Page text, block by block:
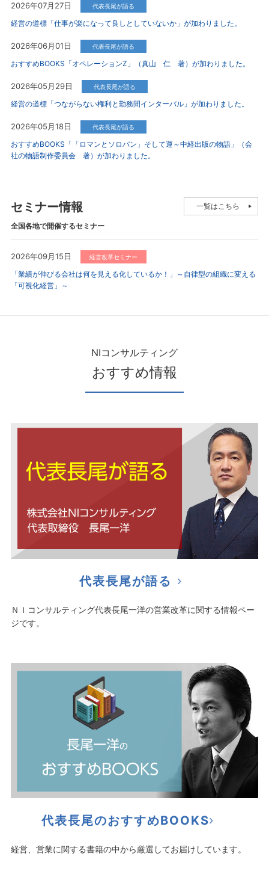
2026年07月27日 代表長尾が語る
経営の道標「仕事が楽になって良しとしていないか」が加わりました。
2026年06月01日 代表長尾が語る
おすすめBOOKS「オペレーションZ」（真山 仁 著）が加わりました。
2026年05月29日 代表長尾が語る
経営の道標「つながらない権利と勤務間インターバル」が加わりました。
2026年05月18日 代表長尾が語る
おすすめBOOKS「「ロマンとソロバン」そして運～中経出版の物語」（会
社の物語制作委員会 著）が加わりました。
セミナー情報
全国各地で開催するセミナー
一覧はこちら
2026年09月15日 経営改革セミナー
「業績が伸びる会社は何を見える化しているか！」～自律型の組織に変える
「可視化経営」～
NIコンサルティング
おすすめ情報
代表長尾が語る
ＮＩコンサルティング代表長尾一洋の営業改革に関する情報ペー
ジです。
代表長尾のおすすめBOOKS
経営、営業に関する書籍の中から厳選してお届けしています。